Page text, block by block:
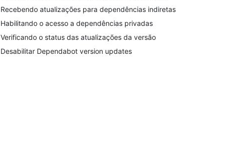
Recebendo atualizações para dependências indiretas
Habilitando o acesso a dependências privadas
Verificando o status das atualizações da versão
Desabilitar Dependabot version updates